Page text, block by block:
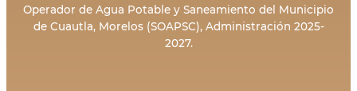
Operador de Agua Potable y Saneamiento del Municipio
de Cuautla, Morelos (SOAPSC), Administración 2025-
2027.